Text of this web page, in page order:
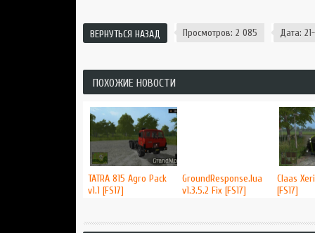
ВЕРНУТЬСЯ НАЗАД Просмотров: 2 085 Дата: 21-
ПОХОЖИЕ НОВОСТИ
TATRA 815 Agro Pack
v1.1 [FS17]
GroundResponse.lua
v1.3.5.2 Fix [FS17]
Claas
[FS17]